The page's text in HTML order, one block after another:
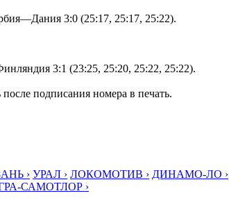
3:0 (25:17, 25:17, 25:22).
3:1 (23:25, 25:20, 25:22, 25:22).
подписания номера в печать.
› УРАЛ › ЛОКОМОТИВ › ДИНАМО-ЛО ›
САМОТЛОР ›